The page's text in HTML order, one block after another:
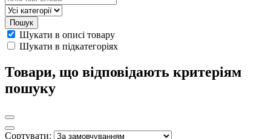
Шукати в описі товару
Шукати в підкатегоріях
Товари, що відповідають критеріям
пошуку
Сортувати: